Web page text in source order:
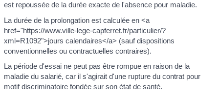
est repoussée de la durée exacte de l'absence pour maladie.
La durée de la prolongation est calculée en <a
href="https://www.ville-lege-capferret.fr/particulier/?
xml=R1092">jours calendaires</a> (sauf dispositions
conventionnelles ou contractuelles contraires).
La période d'essai ne peut pas être rompue en raison de la
maladie du salarié, car il s'agirait d'une rupture du contrat pour
motif discriminatoire fondée sur son état de santé.